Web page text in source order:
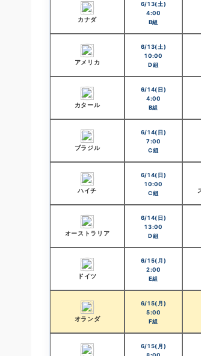
カナダ
6/13(土)
4:00
B組
アメリカ
6/13(土)
10:00
D組
カタール
6/14(日)
4:00
B組
ブラジル
6/14(日)
7:00
C組
ハイチ
6/14(日)
10:00
C組
オーストラリア
6/14(日)
13:00
D組
ドイツ
6/15(月)
2:00
E組
オランダ
6/15(月)
5:00
F組
6/15(月)